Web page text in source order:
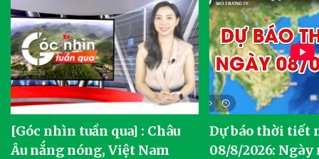
[Góc nhìn tuần qua] : Châu
Âu nắng nóng, Việt Nam
Dự báo thời tiết
08/8/2026: Ngày